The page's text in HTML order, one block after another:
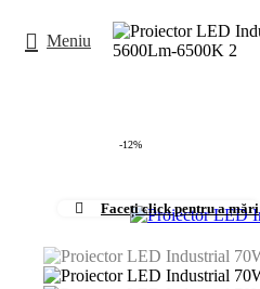
Meniu
-12%
Faceți click pentru a mări